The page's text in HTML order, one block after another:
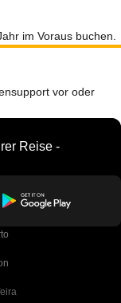
im Voraus buchen.
vor oder
Reise -